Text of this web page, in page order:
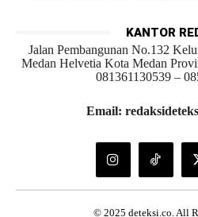
KANTOR
Jalan Pembangunan No.132
Medan Helvetia Kota Medan
081361130539 –
Email:
© 2025 deteksi.co. All